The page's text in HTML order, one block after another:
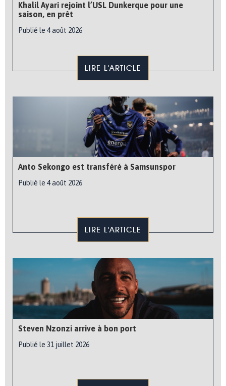
Khalil Ayari rejoint l’USL Dunkerque pour une
saison, en prêt
Publié le 4 août 2026
LIRE L'ARTICLE
Anto Sekongo est transféré à Samsunspor
Publié le 4 août 2026
LIRE L'ARTICLE
Steven Nzonzi arrive à bon port
Publié le 31 juillet 2026